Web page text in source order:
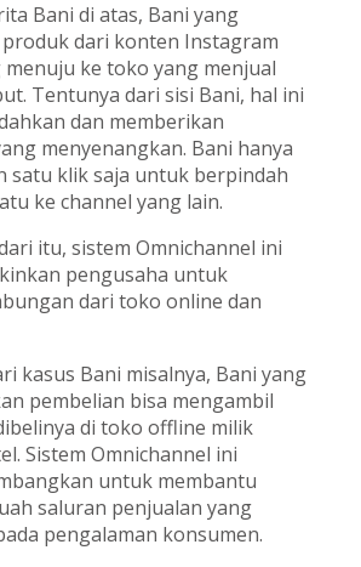
Bani di atas, Bani yang
dari konten Instagram
ke toko yang menjual
Tentunya dari sisi Bani, hal ini
dan memberikan
menyenangkan. Bani hanya
satu klik saja untuk berpindah
ke channel yang lain.
itu, sistem Omnichannel ini
pengusaha untuk
dari toko online dan
kasus Bani misalnya, Bani yang
pembelian bisa mengambil
di toko offline milik
Sistem Omnichannel ini
untuk membantu
saluran penjualan yang
pengalaman konsumen.